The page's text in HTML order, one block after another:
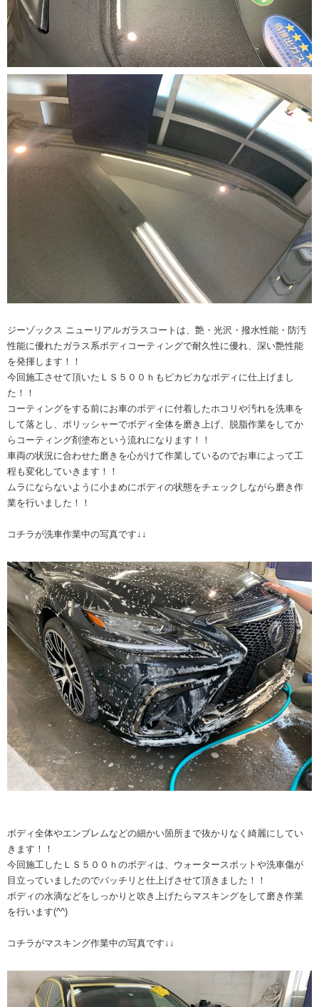
ジーゾックス ニューリアルガラスコートは、艶・光沢・撥水性能・防汚
性能に優れたガラス系ボディコーティングで耐久性に優れ、深い艶性能
を発揮します！！
今回施工させて頂いたＬＳ５００ｈもピカピカなボディに仕上げまし
た！！
コーティングをする前にお車のボディに付着したホコリや汚れを洗車を
して落とし、ポリッシャーでボディ全体を磨き上げ、脱脂作業をしてか
らコーティング剤塗布という流れになります！！
車両の状況に合わせた磨きを心がけて作業しているのでお車によって工
程も変化していきます！！
ムラにならないように小まめにボディの状態をチェックしながら磨き作
業を行いました！！
コチラが洗車作業中の写真です↓↓
ボディ全体やエンブレムなどの細かい箇所まで抜かりなく綺麗にしてい
きます！！
今回施工したＬＳ５００ｈのボディは、ウォータースポットや洗車傷が
目立っていましたのでバッチリと仕上げさせて頂きました！！
ボディの水滴などをしっかりと吹き上げたらマスキングをして磨き作業
を行います(^^)
コチラがマスキング作業中の写真です↓↓